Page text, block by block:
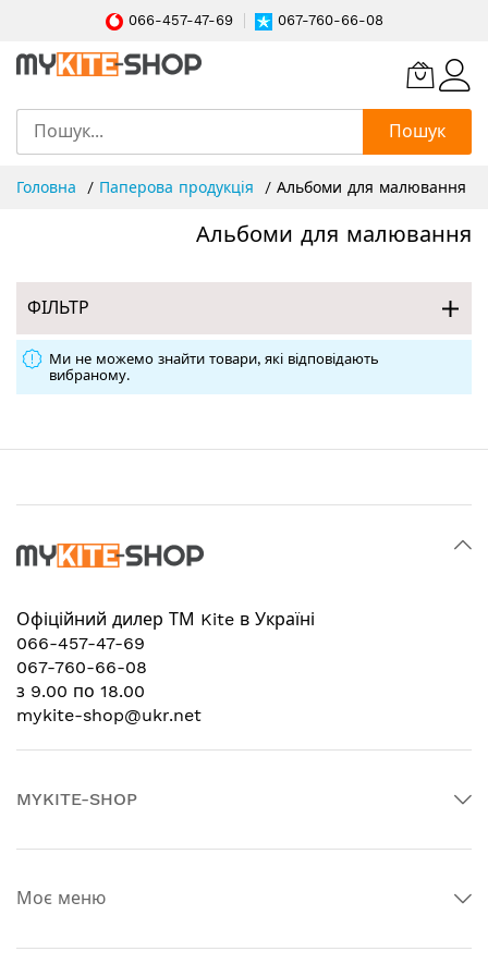
066-457-47-69 067-760-66-08
Пошук
Головна Паперова продукція Альбоми для малювання
Альбоми для малювання
ФІЛЬТР
Ми не можемо знайти товари, які відповідають
вибраному.
Офіційний дилер ТМ Kite в Україні
066-457-47-69
067-760-66-08
з 9.00 по 18.00
mykite-shop@ukr.net
MYKITE-SHOP
Моє меню